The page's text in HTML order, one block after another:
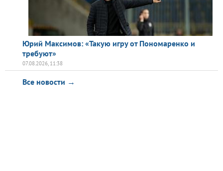
Юрий Максимов: «Такую игру от Пономаренко и
требуют»
07.08.2026, 11:38
Все новости →